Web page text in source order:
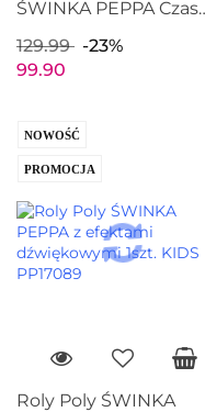
ŚWINKA PEPPA Czas
PP17093
129.99
-23%
99.90
NOWOŚĆ
PROMOCJA
Roly Poly ŚWINKA